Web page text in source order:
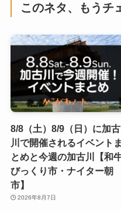
このネタ、もうチ
8/8（土）8/9（日）に加古
川で開催されるイベントま
とめと今週の加古川【和
びっくり市・ナイター朝
市】
2026年8月7日